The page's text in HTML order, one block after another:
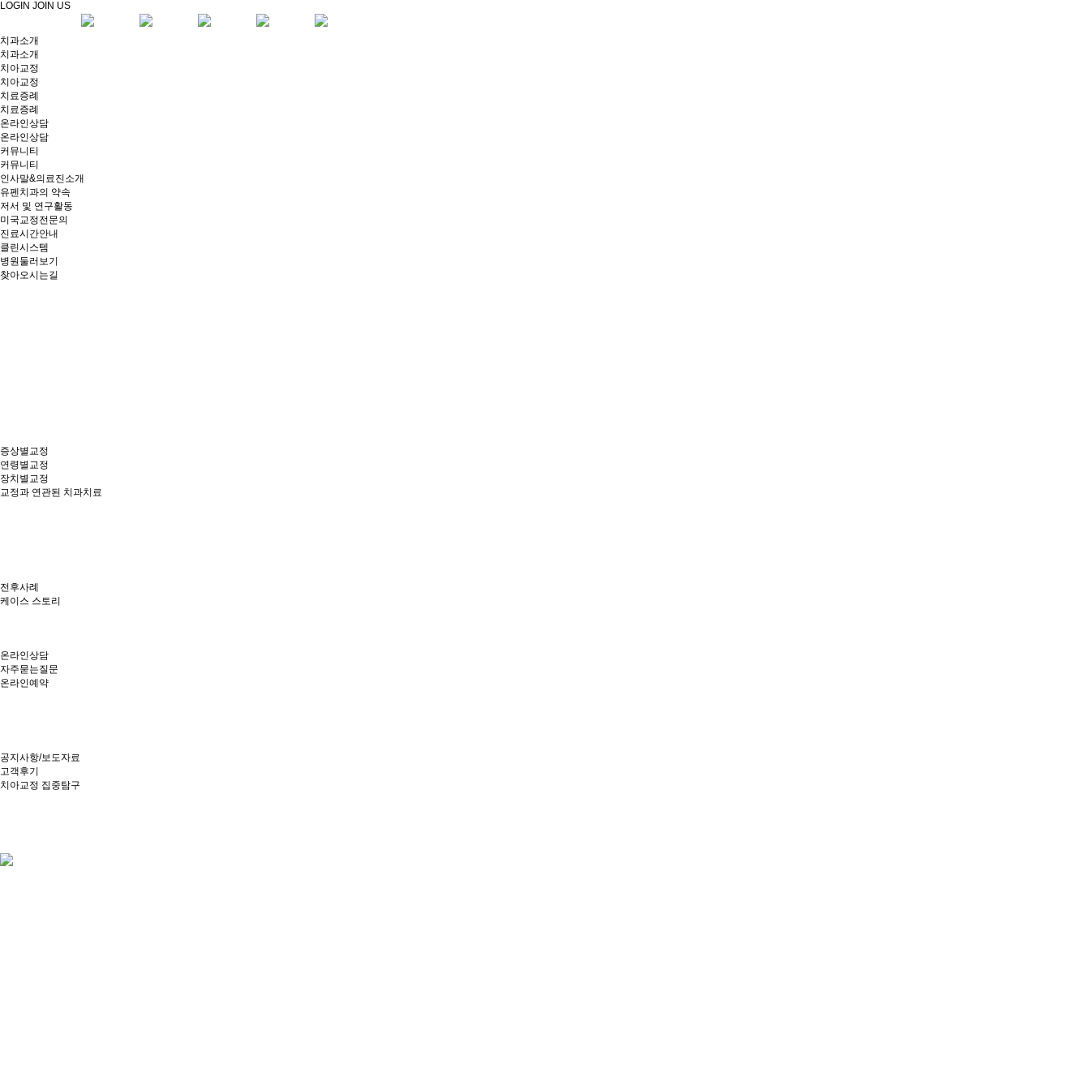
LOGIN JOIN US
치과소개
치과소개
치아교정
치아교정
치료증례
치료증례
온라인상담
온라인상담
커뮤니티
커뮤니티
인사말&의료진소개
유펜치과의 약속
저서 및 연구활동
미국교정전문의
진료시간안내
클린시스템
병원둘러보기
찾아오시는길
증상별교정
연령별교정
장치별교정
교정과 연관된 치과치료
전후사례
케이스 스토리
온라인상담
자주묻는질문
온라인예약
공지사항/보도자료
고객후기
치아교정 집중탐구